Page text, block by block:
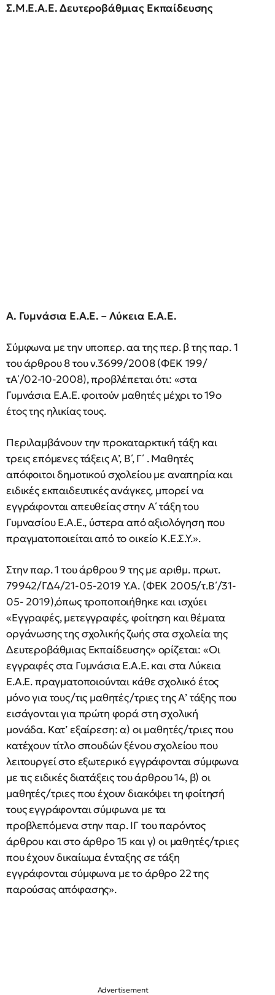
Σ.Μ.Ε.Α.Ε. Δευτεροβάθμιας Εκπαίδευσης
Α. Γυμνάσια Ε.Α.Ε. – Λύκεια Ε.Α.Ε.
Σύμφωνα με την υποπερ. αα της περ. β της παρ. 1
του άρθρου 8 του ν.3699/2008 (ΦΕΚ 199/
τΑ΄/02-10-2008), προβλέπεται ότι: «στα
Γυμνάσια Ε.Α.Ε. φοιτούν μαθητές μέχρι το 19ο
έτος της ηλικίας τους.
Περιλαμβάνουν την προκαταρκτική τάξη και
τρεις επόμενες τάξεις Α’, Β΄, Γ΄ . Μαθητές
απόφοιτοι δημοτικού σχολείου με αναπηρία και
ειδικές εκπαιδευτικές ανάγκες, μπορεί να
εγγράφονται απευθείας στην Α΄ τάξη του
Γυμνασίου Ε.Α.Ε., ύστερα από αξιολόγηση που
πραγματοποιείται από το οικείο Κ.Ε.Σ.Υ.».
Στην παρ. 1 του άρθρου 9 της με αριθμ. πρωτ.
79942/ΓΔ4/21-05-2019 Υ.Α. (ΦΕΚ 2005/τ.Β΄/31-
05- 2019),όπως τροποποιήθηκε και ισχύει
«Εγγραφές, μετεγγραφές, φοίτηση και θέματα
οργάνωσης της σχολικής ζωής στα σχολεία της
Δευτεροβάθμιας Εκπαίδευσης» ορίζεται: «Οι
εγγραφές στα Γυμνάσια Ε.Α.Ε. και στα Λύκεια
Ε.Α.Ε. πραγματοποιούνται κάθε σχολικό έτος
μόνο για τους/τις μαθητές/τριες της Α’ τάξης που
εισάγονται για πρώτη φορά στη σχολική
μονάδα. Κατ’ εξαίρεση: α) οι μαθητές/τριες που
κατέχουν τίτλο σπουδών ξένου σχολείου που
λειτουργεί στο εξωτερικό εγγράφονται σύμφωνα
με τις ειδικές διατάξεις του άρθρου 14, β) οι
μαθητές/τριες που έχουν διακόψει τη φοίτησή
τους εγγράφονται σύμφωνα με τα
προβλεπόμενα στην παρ. ΙΓ του παρόντος
άρθρου και στο άρθρο 15 και γ) οι μαθητές/τριες
που έχουν δικαίωμα ένταξης σε τάξη
εγγράφονται σύμφωνα με το άρθρο 22 της
παρούσας απόφασης».